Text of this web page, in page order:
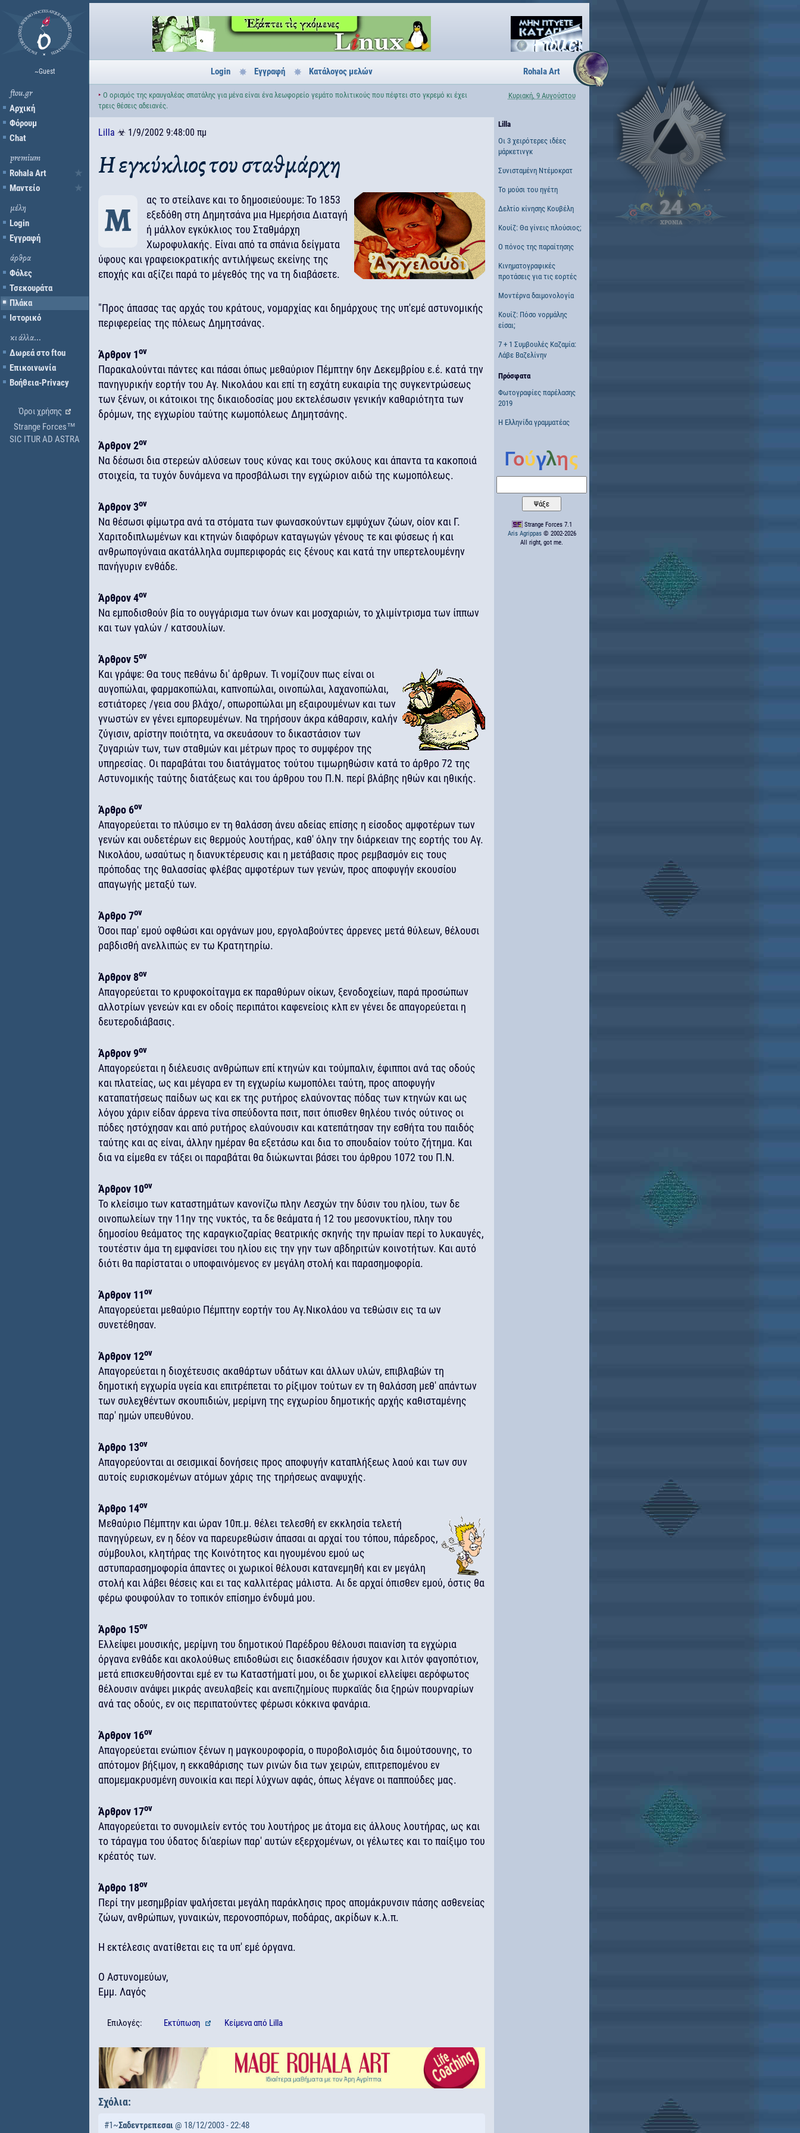
~Guest
ftou.gr
Αρχική
Φόρουμ
Chat
premium
Rohala Art
Μαντείο
μέλη
Login
Εγγραφή
άρθρα
Φόλες
Τσεκουράτα
Πλάκα
Ιστορικό
κι άλλα...
Δωρεά στο ftou
Επικοινωνία
Βοήθεια-Privacy
Όροι χρήσης
Strange Forces™
SIC ITUR AD ASTRA
Login Εγγραφή Κατάλογος μελών Rohala Art
‣ Ο ορισμός της κραυγαλέας σπατάλης για μένα είναι ένα λεωφορείο γεμάτο πολιτικούς που πέφτει στο γκρεμό κι έχει
τρεις θέσεις αδειανές.
Κυριακή, 9 Αυγούστου
Lilla ☣ 1/9/2002 9:48:00 πμ
Η εγκύκλιος του σταθμάρχη
Μ
ας το στείλανε και το δημοσιεύουμε: To 1853
εξεδόθη στη Δημητσάνα μια Ημερήσια Διαταγή
ή μάλλον εγκύκλιος του Σταθμάρχη
Χωροφυλακής. Είναι από τα σπάνια δείγματα
ύφους και γραφειοκρατικής αντιλήψεως εκείνης της
εποχής και αξίζει παρά το μέγεθός της να τη διαβάσετε.
"Προς άπασας τας αρχάς του κράτους, νομαρχίας και δημάρχους της υπ'εμέ αστυνομικής
περιφερείας της πόλεως Δημητσάνας.
Άρθρον 1ον
Παρακαλούνται πάντες και πάσαι όπως μεθαύριον Πέμπτην 6ην Δεκεμβρίου ε.έ. κατά την
πανηγυρικήν εορτήν του Αγ. Νικολάου και επί τη εσχάτη ευκαιρία της συγκεντρώσεως
των ξένων, οι κάτοικοι της δικαιοδοσίας μου εκτελέσωσιν γενικήν καθαριότητα των
δρόμων, της εγχωρίου ταύτης κωμοπόλεως Δημητσάνης.
Άρθρον 2ον
Να δέσωσι δια στερεών αλύσεων τους κύνας και τους σκύλους και άπαντα τα κακοποιά
στοιχεία, τα τυχόν δυνάμενα να προσβάλωσι την εγχώριον αιδώ της κωμοπόλεως.
Άρθρον 3ον
Να θέσωσι φίμωτρα ανά τα στόματα των φωνασκούντων εμψύχων ζώων, οίον και Γ.
Χαριτοδιπλωμένων και κτηνών διαφόρων καταγωγών γένους τε και φύσεως ή και
ανθρωπογύναια ακατάλληλα συμπεριφοράς εις ξένους και κατά την υπερτελουμένην
πανήγυριν ενθάδε.
Άρθρον 4ον
Να εμποδισθούν βία το ουγγάρισμα των όνων και μοσχαριών, το χλιμίντρισμα των ίππων
και των γαλών / κατσουλίων.
Άρθρον 5ον
Και γράψε: Θα τους πεθάνω δι' άρθρων. Τι νομίζουν πως είναι οι
αυγοπώλαι, φαρμακοπώλαι, καπνοπώλαι, οινοπώλαι, λαχανοπώλαι,
εστιάτορες /γεια σου βλάχο/, οπωροπώλαι μη εξαιρουμένων και των
γνωστών εν γένει εμπορευμένων. Να τηρήσουν άκρα κάθαρσιν, καλήν
ζύγισιν, αρίστην ποιότητα, να σκευάσουν το δικαστάσιον των
ζυγαριών των, των σταθμών και μέτρων προς το συμφέρον της
υπηρεσίας. Οι παραβάται του διατάγματος τούτου τιμωρηθώσιν κατά το άρθρο 72 της
Αστυνομικής ταύτης διατάξεως και του άρθρου του Π.Ν. περί βλάβης ηθών και ηθικής.
Άρθρο 6ον
Απαγορεύεται το πλύσιμο εν τη θαλάσση άνευ αδείας επίσης η είσοδος αμφοτέρων των
γενών και ουδετέρων εις θερμούς λουτήρας, καθ' όλην την διάρκειαν της εορτής του Αγ.
Νικολάου, ωσαύτως η διανυκτέρευσις και η μετάβασις προς ρεμβασμόν εις τους
πρόποδας της θαλασσίας φλέβας αμφοτέρων των γενών, προς αποφυγήν εκουσίου
απαγωγής μεταξύ των.
Άρθρο 7ον
Όσοι παρ' εμού οφθώσι και οργάνων μου, εργολαβούντες άρρενες μετά θύλεων, θέλουσι
ραβδισθή ανελλιπώς εν τω Κρατητηρίω.
Άρθρον 8ον
Απαγορεύεται το κρυφοκοίταγμα εκ παραθύρων οίκων, ξενοδοχείων, παρά προσώπων
αλλοτρίων γενεών και εν οδοίς περιπάτοι καφενείοις κλπ εν γένει δε απαγορεύεται η
δευτεροδιάβασις.
Άρθρον 9ον
Απαγορεύεται η διέλευσις ανθρώπων επί κτηνών και τούμπαλιν, έφιπποι ανά τας οδούς
και πλατείας, ως και μέγαρα εν τη εγχωρίω κωμοπόλει ταύτη, προς αποφυγήν
καταπατήσεως παίδων ως και εκ της ρυτήρος ελαύνοντας πόδας των κτηνών και ως
λόγου χάριν είδαν άρρενα τίνα σπεύδοντα πσιτ, πσιτ όπισθεν θηλέου τινός ούτινος οι
πόδες ηστόχησαν και από ρυτήρος ελαύνουσιν και κατεπάτησαν την εσθήτα του παιδός
ταύτης και ας είναι, άλλην ημέραν θα εξετάσω και δια το σπουδαίον τούτο ζήτημα. Και
δια να είμεθα εν τάξει οι παραβάται θα διώκωνται βάσει του άρθρου 1072 του Π.Ν.
Άρθρον 10ον
Το κλείσιμο των καταστημάτων κανονίζω πλην Λεσχών την δύσιν του ηλίου, των δε
οινοπωλείων την 11ην της νυκτός, τα δε θεάματα ή 12 του μεσονυκτίου, πλην του
δημοσίου θεάματος της καραγκιοζαρίας θεατρικής σκηνής την πρωίαν περί το λυκαυγές,
τουτέστιν άμα τη εμφανίσει του ηλίου εις την γην των αβδηριτών κοινοτήτων. Και αυτό
διότι θα παρίσταται ο υποφαινόμενος εν μεγάλη στολή και παρασημοφορία.
Άρθρον 11ον
Απαγορεύεται μεθαύριο Πέμπτην εορτήν του Αγ.Νικολάου να τεθώσιν εις τα ων
συνετέθησαν.
Άρθρον 12ον
Απαγορεύεται η διοχέτευσις ακαθάρτων υδάτων και άλλων υλών, επιβλαβών τη
δημοτική εγχωρία υγεία και επιτρέπεται το ρίξιμον τούτων εν τη θαλάσση μεθ' απάντων
των συλεχθέντων σκουπιδιών, μερίμνη της εγχωρίου δημοτικής αρχής καθισταμένης
παρ' ημών υπευθύνου.
Άρθρο 13ον
Απαγορεύονται αι σεισμικαί δονήσεις προς αποφυγήν καταπλήξεως λαού και των συν
αυτοίς ευρισκομένων ατόμων χάρις της τηρήσεως αναψυχής.
Άρθρο 14ον
Μεθαύριο Πέμπτην και ώραν 10π.μ. θέλει τελεσθή εν εκκλησία τελετή
πανηγύρεων, εν η δέον να παρευρεθώσιν άπασαι αι αρχαί του τόπου, πάρεδρος,
σύμβουλοι, κλητήρας της Κοινότητος και ηγουμένου εμού ως
αστυπαρασημοφορία άπαντες οι χωρικοί θέλουσι κατανεμηθή και εν μεγάλη
στολή και λάβει θέσεις και ει τας καλλιτέρας μάλιστα. Αι δε αρχαί όπισθεν εμού, όστις θα
φέρω φουφούλαν το τοπικόν επίσημο ένδυμά μου.
Άρθρο 15ον
Ελλείψει μουσικής, μερίμνη του δημοτικού Παρέδρου θέλουσι παιανίση τα εγχώρια
όργανα ενθάδε και ακολούθως επιδοθώσι εις διασκέδασιν ήσυχον και λιτόν φαγοπότιον,
μετά επισκευθήσονται εμέ εν τω Καταστήματί μου, οι δε χωρικοί ελλείψει αερόφωτος
θέλουσιν ανάψει μικράς ανευλαβείς και ανεπιζημίους πυρκαϊάς δια ξηρών πουρναρίων
ανά τας οδούς, εν οις περιπατούντες φέρωσι κόκκινα φανάρια.
Άρθρον 16ον
Απαγορεύεται ενώπιον ξένων η μαγκουροφορία, ο πυροβολισμός δια διμούτσουνης, το
απότομον βήξιμον, η εκκαθάρισης των ρινών δια των χειρών, επιτρεπομένου εν
απομεμακρυσμένη συνοικία και περί λύχνων αφάς, όπως λέγανε οι παππούδες μας.
Άρθρον 17ον
Απαγορεύεται το συνομιλείν εντός του λουτήρος με άτομα εις άλλους λουτήρας, ως και
το τάραγμα του ύδατος δι'αερίων παρ' αυτών εξερχομένων, οι γέλωτες και το παίξιμο του
κρέατός των.
Άρθρο 18ον
Περί την μεσημβρίαν ψαλήσεται μεγάλη παράκλησις προς απομάκρυνσιν πάσης ασθενείας
ζώων, ανθρώπων, γυναικών, περονοσπόρων, ποδάρας, ακρίδων κ.λ.π.
Η εκτέλεσις ανατίθεται εις τα υπ' εμέ όργανα.
Ο Αστυνομεύων,
Εμμ. Λαγός
Επιλογές: Εκτύπωση Κείμενααπό Lilla
Σχόλια:
#1~Σαδεντρεπεσαι @ 18/12/2003 - 22:48
Lilla
Οι 3 χειρότερες ιδέες
μάρκετινγκ
Συνισταμένη Ντέμοκρατ
Το μούσι του ηγέτη
Δελτίο κίνησης Κουβέλη
Κουίζ: Θα γίνεις πλούσιος;
Ο πόνος της παραίτησης
Κινηματογραφικές
προτάσεις για τις εορτές
Μοντέρνα δαιμονολογία
Κουίζ: Πόσο νορμάλης
είσαι;
7 + 1 Συμβουλές Καζαμία:
Λάβε Βαζελίνην
Πρόσφατα
Φωτογραφίες παρέλασης
2019
Η Ελληνίδα γραμματέας
Strange Forces 7.1
Aris Agrippas© 2002-2026
All right, got me.
24
ΧΡΟΝΙΑ